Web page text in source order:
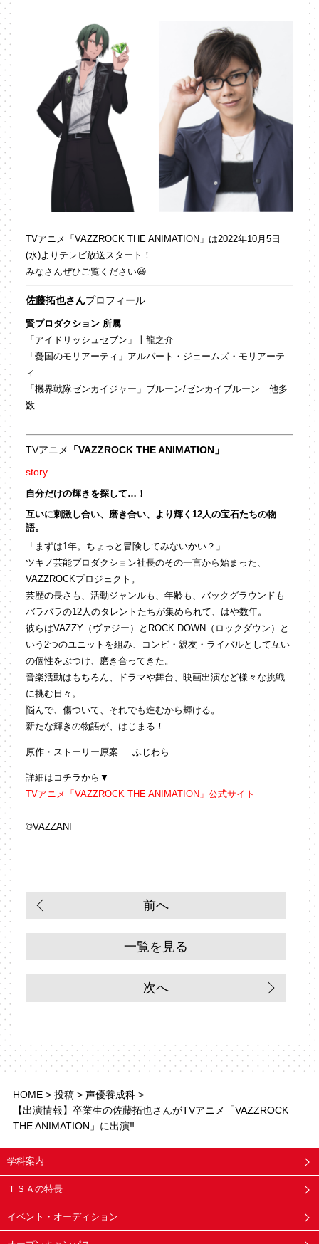
TVアニメ「VAZZROCK THE ANIMATION」は2022年10月5日
(水)よりテレビ放送スタート！
みなさんぜひご覧ください😆
佐藤拓也さんプロフィール
賢プロダクション 所属
「アイドリッシュセブン」十龍之介
「憂国のモリアーティ」アルバート・ジェームズ・モリアーテ
ィ
「機界戦隊ゼンカイジャー」ブルーン/ゼンカイブルーン 他多
数
TVアニメ
「VAZZROCK THE ANIMATION」
story
自分だけの輝きを探して…！
互いに刺激し合い、磨き合い、より輝く12人の宝石たちの物
語。
「まずは1年。ちょっと冒険してみないかい？」
ツキノ芸能プロダクション社長のその一言から始まった、
VAZZROCKプロジェクト。
芸歴の長さも、活動ジャンルも、年齢も、バックグラウンドも
バラバラの12人のタレントたちが集められて、はや数年。
彼らはVAZZY（ヴァジー）とROCK DOWN（ロックダウン）と
いう2つのユニットを組み、コンビ・親友・ライバルとして互い
の個性をぶつけ、磨き合ってきた。
音楽活動はもちろん、ドラマや舞台、映画出演など様々な挑戦
に挑む日々。
悩んで、傷ついて、それでも進むから輝ける。
新たな輝きの物語が、はじまる！
原作・ストーリー原案 ふじわら
詳細はコチラから▼
TVアニメ「VAZZROCK THE ANIMATION」公式サイト
©VAZZANI
前へ
一覧を見る
次へ
HOME> 投稿> 声優養成科>
【出演情報】卒業生の佐藤拓也さんがTVアニメ「VAZZROCK
THE ANIMATION」に出演‼
学科案内
ＴＳＡの特長
イベント・オーディション